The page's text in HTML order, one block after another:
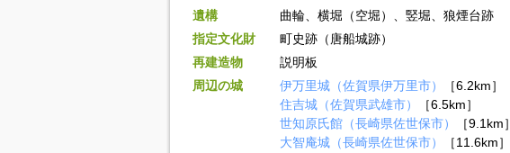
遺構
曲輪、横堀（空堀）、竪堀、狼煙台跡
指定文化財
町史跡（唐船城跡）
再建造物
説明板
周辺の城
伊万里城（佐賀県伊万里市）
［6.2km］
住吉城（佐賀県武雄市）
［6.5km］
世知原氏館（長崎県佐世保市）
［9.1km］
大智庵城（長崎県佐世保市）
［11.6km］